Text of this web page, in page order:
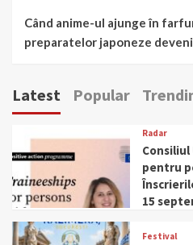
Când anime-ul ajunge în
preparatelor japoneze
Latest Popular
Radar
pentru
15
Festival